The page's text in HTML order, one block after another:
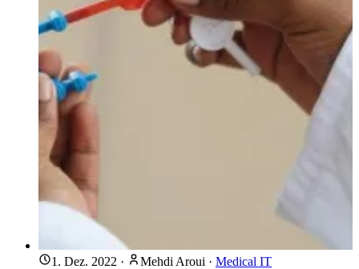
1. Dez. 2022 · Mehdi Aroui · Medical IT